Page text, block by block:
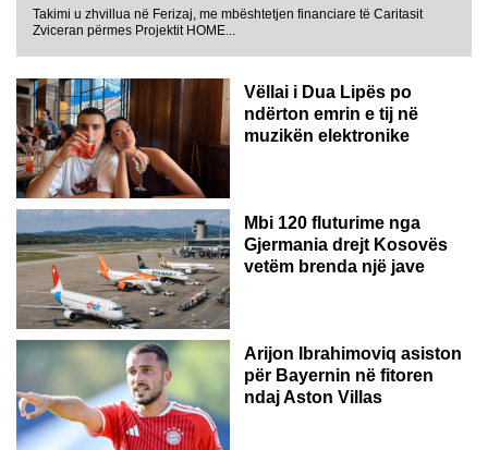
Takimi u zhvillua në Ferizaj, me mbështetjen financiare të Caritasit
Zviceran përmes Projektit HOME...
Vëllai i Dua Lipës po
ndërton emrin e tij në
muzikën elektronike
GJERMANI
Mbi 120 fluturime nga
Gjermania drejt Kosovës
vetëm brenda një jave
Arijon Ibrahimoviq asiston
për Bayernin në fitoren
ndaj Aston Villas
ZVICËR